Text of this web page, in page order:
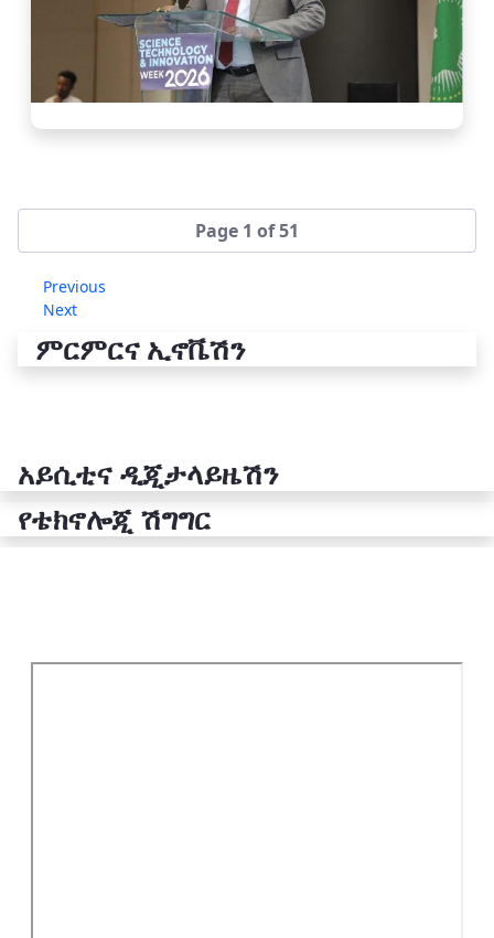
Page 1 of 51
Previous
Next
ምርምርና ኢኖቬሽን
አይሲቲና ዲጂታላይዜሽን
የቴክኖሎጂ ሽግግር